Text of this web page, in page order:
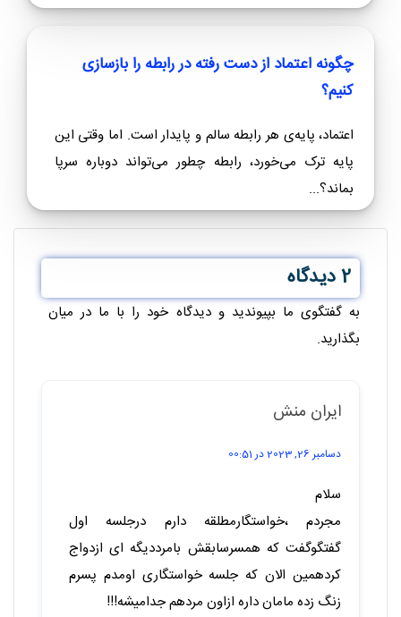
چگونه اعتماد از دست رفته در رابطه را بازسازی
کنیم؟
اعتماد، پایه‌ی هر رابطه سالم و پایدار است. اما وقتی این
پایه ترک می‌خورد، رابطه چطور می‌تواند دوباره سرپا
بماند؟...
2 دیدگاه
به گفتگوی ما بپیوندید و دیدگاه خود را با ما در میان
بگذارید.
ایران منش
دسامبر 26, 2023 در 00:51
سلام
مجردم ،خواستگارمطلقه دارم درجلسه اول
گفتگو‌گفت که همسرسابقش بامرددیگه ای ازدواج
کردهمین الان که جلسه خواستگاری اومدم پسرم
زنگ زده مامان داره ازاون مردهم جدامیشه!!!